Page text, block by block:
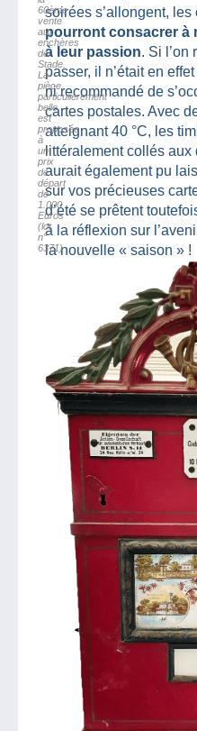
soirées s’allongent, les
pourront consacrer à
à leur passion. Si l’on
passer, il n’était en
ni recommandé de
cartes postales. Avec
atteignant 40 °C, les
littéralement collés aux
aurait également pu
sur vos précieuses
d’été se prêtent
à la réflexion sur
la nouvelle « saison » !
60ème
vente
aux
enchères
de
Stade.
La
pièce
particulièrement
belle
est
proposée
à
un
prix
de
départ
de
1.000
Euros
(lot
n°
6371)